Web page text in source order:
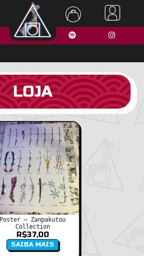
LOJA
Poster – Zanpakutou
Collection
R$37,00
SAIBA MAIS